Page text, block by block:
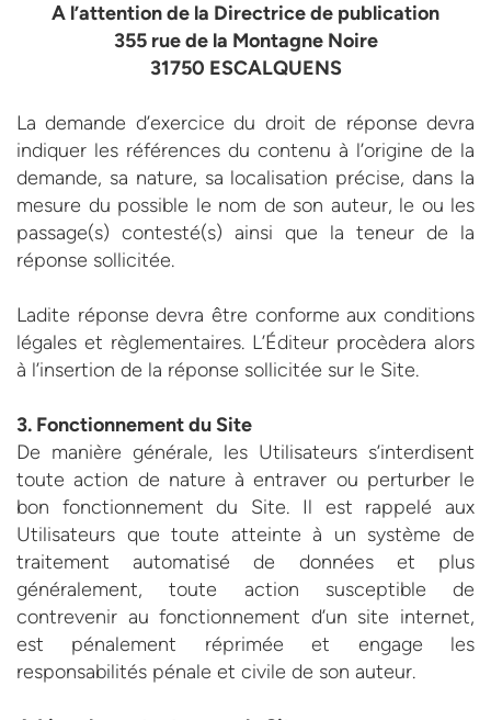
A l’attention de la Directrice de publication
355 rue de la Montagne Noire
31750 ESCALQUENS
La demande d’exercice du droit de réponse devra
indiquer les références du contenu à l’origine de la
demande, sa nature, sa localisation précise, dans la
mesure du possible le nom de son auteur, le ou les
passage(s) contesté(s) ainsi que la teneur de la
réponse sollicitée.
Ladite réponse devra être conforme aux conditions
légales et règlementaires. L’Éditeur procèdera alors
à l’insertion de la réponse sollicitée sur le Site.
3. Fonctionnement du Site
De manière générale, les Utilisateurs s’interdisent
toute action de nature à entraver ou perturber le
bon fonctionnement du Site. Il est rappelé aux
Utilisateurs que toute atteinte à un système de
traitement automatisé de données et plus
généralement, toute action susceptible de
contrevenir au fonctionnement d’un site internet,
est pénalement réprimée et engage les
responsabilités pénale et civile de son auteur.